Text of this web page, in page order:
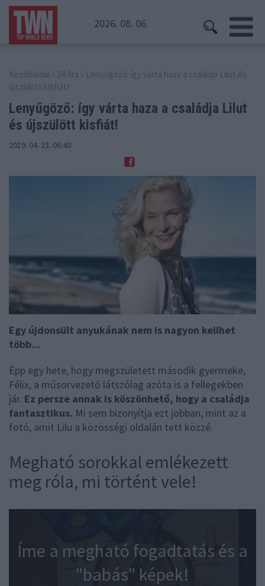
2026. 08. 06.
Kezdőoldal » 24 óra » Lenyűgöző: így várta haza a családja Lilut és
újszülött kisfiát!
Lenyűgöző: így várta haza a családja Lilut
és újszülött kisfiát!
2019. 04. 23. 06:40
Egy újdonsült anyukának nem is nagyon kellhet
több...
Épp egy hete, hogy megszületett második gyermeke,
Félix, a műsorvezető látszólag azóta is a fellegekben
jár. Ez persze annak is köszönhető, hogy a családja
fantasztikus. Mi sem bizonyítja ezt jobban, mint az a
fotó, amit Lilu a közösségi oldalán tett közzé.
Megható sorokkal emlékezett
meg róla, mi történt vele!
Íme a megható fogadtatás és a
"babás" képek!